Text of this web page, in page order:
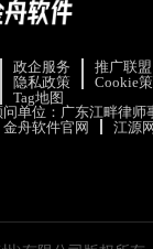
政企服务 推广联盟
隐私政策
Cookie
Tag地图
单位：广东江畔律师
金舟软件官网 江源